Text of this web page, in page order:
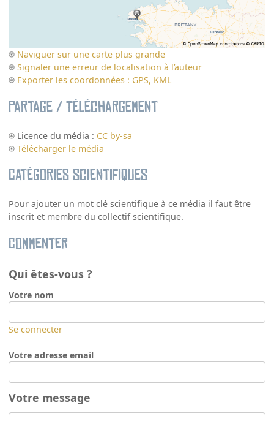
Naviguer sur une carte plus grande
Signaler une erreur de localisation à l’auteur
Exporter les coordonnées : GPS, KML
Partage / Téléchargement
Licence du média : CC by-sa
Télécharger le média
Catégories scientifiques
Pour ajouter un mot clé scientifique à ce média il faut être
inscrit et membre du collectif scientifique.
Commenter
Qui êtes-vous ?
Votre nom
Se connecter
Votre adresse email
Votre message